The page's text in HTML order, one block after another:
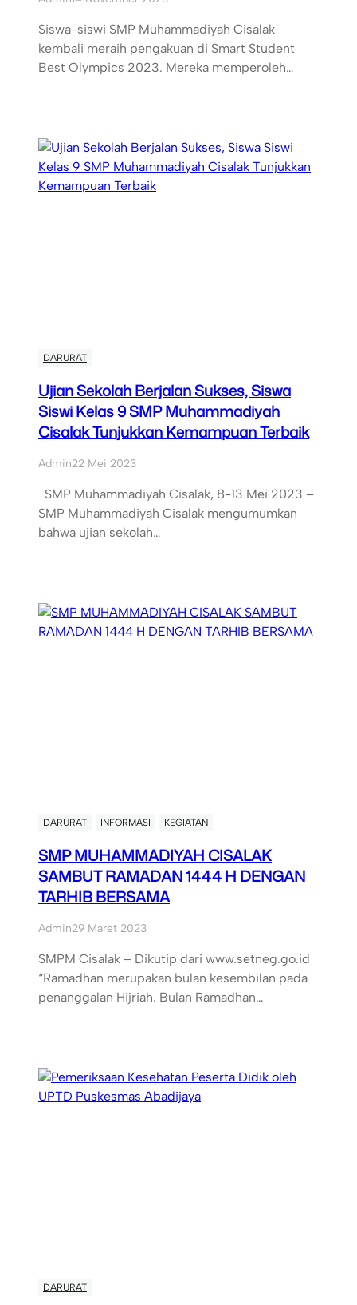
Siswa-siswi SMP Muhammadiyah Cisalak
kembali meraih pengakuan di Smart Student
Best Olympics 2023. Mereka memperoleh…
DARURAT
Ujian Sekolah Berjalan Sukses, Siswa
Siswi Kelas 9 SMP Muhammadiyah
Cisalak Tunjukkan Kemampuan Terbaik
Admin22 Mei 2023
SMP Muhammadiyah Cisalak, 8-13 Mei 2023 –
SMP Muhammadiyah Cisalak mengumumkan
bahwa ujian sekolah…
DARURAT INFORMASI KEGIATAN
SMP MUHAMMADIYAH CISALAK
SAMBUT RAMADAN 1444 H DENGAN
TARHIB BERSAMA
Admin29 Maret 2023
SMPM Cisalak – Dikutip dari www.setneg.go.id
“Ramadhan merupakan bulan kesembilan pada
penanggalan Hijriah. Bulan Ramadhan…
DARURAT